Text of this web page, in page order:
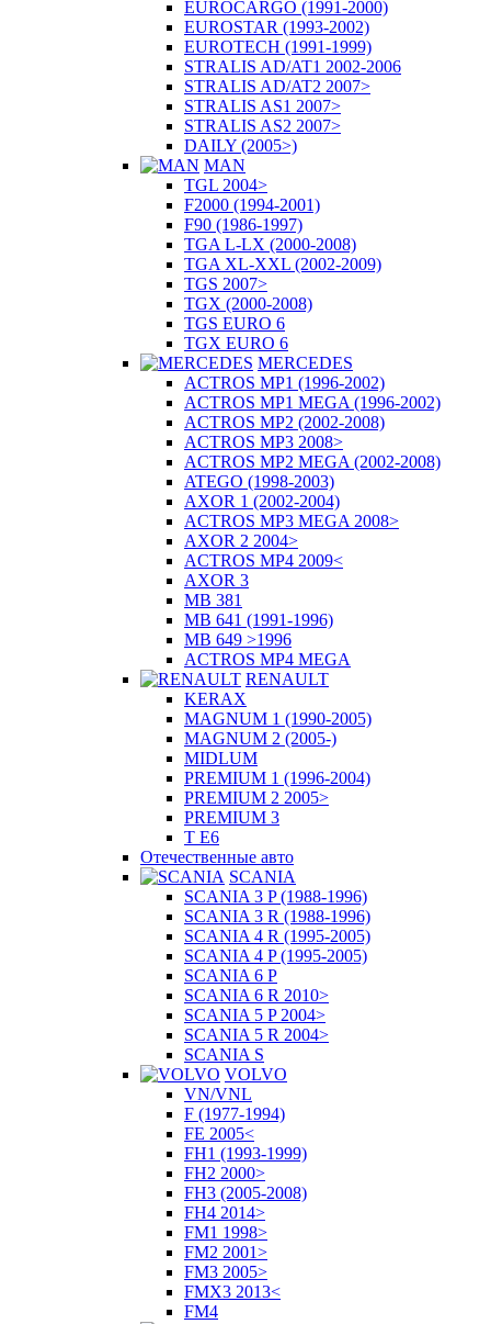
EUROCARGO (1991-2000)
EUROSTAR (1993-2002)
EUROTECH (1991-1999)
STRALIS AD/AT1 2002-2006
STRALIS AD/AT2 2007>
STRALIS AS1 2007>
STRALIS AS2 2007>
DAILY (2005>)
MAN
TGL 2004>
F2000 (1994-2001)
F90 (1986-1997)
TGA L-LX (2000-2008)
TGA XL-XXL (2002-2009)
TGS 2007>
TGX (2000-2008)
TGS EURO 6
TGX EURO 6
MERCEDES
ACTROS MP1 (1996-2002)
ACTROS MP1 MEGA (1996-2002)
ACTROS MP2 (2002-2008)
ACTROS MP3 2008>
ACTROS MP2 MEGA (2002-2008)
ATEGO (1998-2003)
AXOR 1 (2002-2004)
ACTROS MP3 MEGA 2008>
AXOR 2 2004>
ACTROS MP4 2009<
AXOR 3
MB 381
MB 641 (1991-1996)
MB 649 >1996
ACTROS MP4 MEGA
RENAULT
KERAX
MAGNUM 1 (1990-2005)
MAGNUM 2 (2005-)
MIDLUM
PREMIUM 1 (1996-2004)
PREMIUM 2 2005>
PREMIUM 3
T E6
Отечественные авто
SCANIA
SCANIA 3 P (1988-1996)
SCANIA 3 R (1988-1996)
SCANIA 4 R (1995-2005)
SCANIA 4 P (1995-2005)
SCANIA 6 P
SCANIA 6 R 2010>
SCANIA 5 P 2004>
SCANIA 5 R 2004>
SCANIA S
VOLVO
VN/VNL
F (1977-1994)
FE 2005<
FH1 (1993-1999)
FH2 2000>
FH3 (2005-2008)
FH4 2014>
FM1 1998>
FM2 2001>
FM3 2005>
FMX3 2013<
FM4